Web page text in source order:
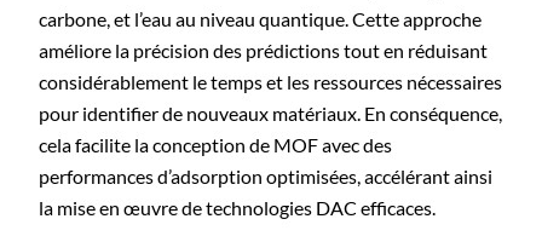
carbone, et l’eau au niveau quantique. Cette approche
améliore la précision des prédictions tout en réduisant
considérablement le temps et les ressources nécessaires
pour identifier de nouveaux matériaux. En conséquence,
cela facilite la conception de MOF avec des
performances d’adsorption optimisées, accélérant ainsi
la mise en œuvre de technologies DAC efficaces.